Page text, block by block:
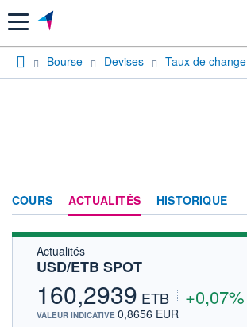
Menu
Bourse Devises Taux de change
COURS ACTUALITÉS HISTORIQUE
Actualités
USD/ETB SPOT
160,2939 ETB +0,07%
VALEUR INDICATIVE 0,8656 EUR